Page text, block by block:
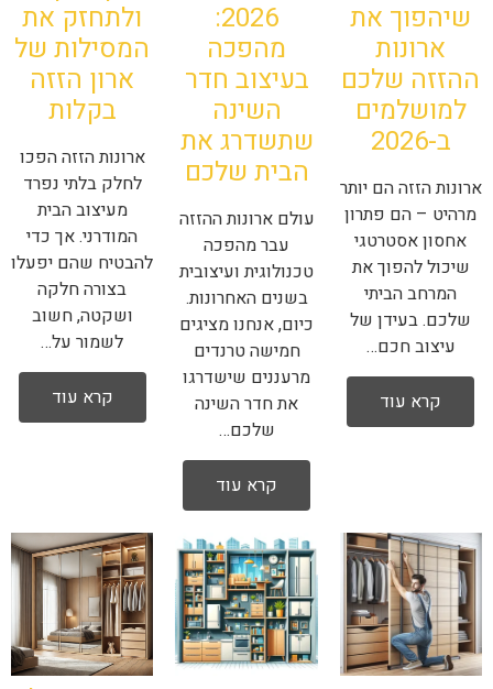
שיהפוך את
ארונות
ההזזה שלכם
למושלמים
ב-2026
ארונות הזזה הם יותר
מרהיט – הם פתרון
אחסון אסטרטגי
שיכול להפוך את
המרחב הביתי
שלכם. בעידן של
עיצוב חכם…
קרא עוד
2026:
מהפכה
בעיצוב חדר
השינה
שתשדרג את
הבית שלכם
עולם ארונות ההזזה
עבר מהפכה
טכנולוגית ועיצובית
בשנים האחרונות.
כיום, אנחנו מציגים
חמישה טרנדים
מרעננים שישדרגו
את חדר השינה
שלכם…
קרא עוד
ולתחזק את
המסילות של
ארון הזזה
בקלות
ארונות הזזה הפכו
לחלק בלתי נפרד
מעיצוב הבית
המודרני. אך כדי
להבטיח שהם יפעלו
בצורה חלקה
ושקטה, חשוב
לשמור על…
קרא עוד